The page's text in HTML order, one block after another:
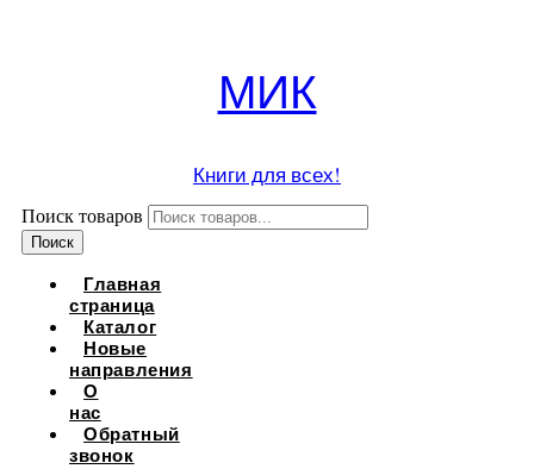
МИК
Книги для всех!
Поиск товаров
Поиск
Главная
страница
Каталог
Новые
направления
О
нас
Обратный
звонок